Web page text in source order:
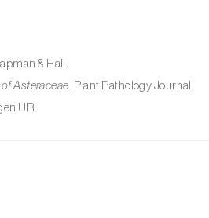
& Hall.
Asteraceae. Plant Pathology Journal.
UR.